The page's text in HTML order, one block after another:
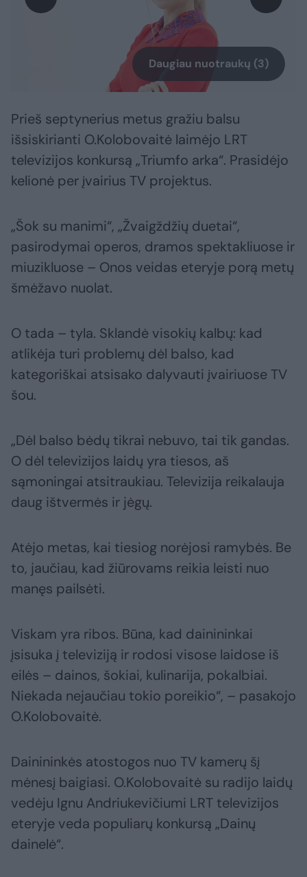
Daugiau nuotraukų (3)
Prieš septynerius metus gražiu balsu
išsiskirianti O.Kolobovaitė laimėjo LRT
televizijos konkursą „Triumfo arka“. Prasidėjo
kelionė per įvairius TV projektus.
„Šok su manimi“, „Žvaigždžių duetai“,
pasirodymai operos, dramos spektakliuose ir
miuzikluose – Onos veidas eteryje porą metų
šmėžavo nuolat.
O tada – tyla. Sklandė visokių kalbų: kad
atlikėja turi problemų dėl balso, kad
kategoriškai atsisako dalyvauti įvairiuose TV
šou.
„Dėl balso bėdų tikrai nebuvo, tai tik gandas.
O dėl televizijos laidų yra tiesos, aš
sąmoningai atsitraukiau. Televizija reikalauja
daug ištvermės ir jėgų.
Atėjo metas, kai tiesiog norėjosi ramybės. Be
to, jaučiau, kad žiūrovams reikia leisti nuo
manęs pailsėti.
Viskam yra ribos. Būna, kad dainininkai
įsisuka į televiziją ir rodosi visose laidose iš
eilės – dainos, šokiai, kulinarija, pokalbiai.
Niekada nejaučiau tokio poreikio“, – pasakojo
O.Kolobovaitė.
Dainininkės atostogos nuo TV kamerų šį
mėnesį baigiasi. O.Kolobovaitė su radijo laidų
vedėju Ignu Andriukevičiumi LRT televizijos
eteryje veda populiarų konkursą „Dainų
dainelė“.